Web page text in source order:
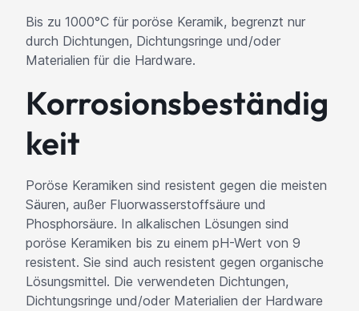
Bis zu 1000°C für poröse Keramik, begrenzt nur
durch Dichtungen, Dichtungsringe und/oder
Materialien für die Hardware.
Korrosionsbeständig
keit
Poröse Keramiken sind resistent gegen die meisten
Säuren, außer Fluorwasserstoffsäure und
Phosphorsäure. In alkalischen Lösungen sind
poröse Keramiken bis zu einem pH-Wert von 9
resistent. Sie sind auch resistent gegen organische
Lösungsmittel. Die verwendeten Dichtungen,
Dichtungsringe und/oder Materialien der Hardware